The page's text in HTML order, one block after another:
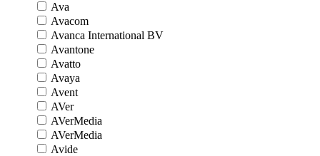
Ava
Avacom
Avanca International BV
Avantone
Avatto
Avaya
Avent
AVer
AVerMedia
AVerMedia
Avide